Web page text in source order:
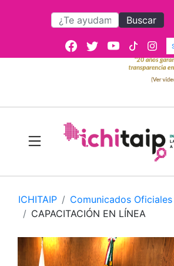
Buscar
ICHITAIP
Comunicados Oficiales
CAPACITACIÓN EN LÍNEA